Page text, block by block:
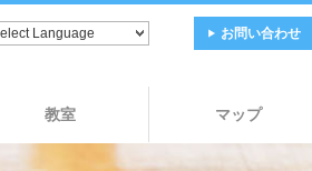
教室 マップ
お問い合わせ